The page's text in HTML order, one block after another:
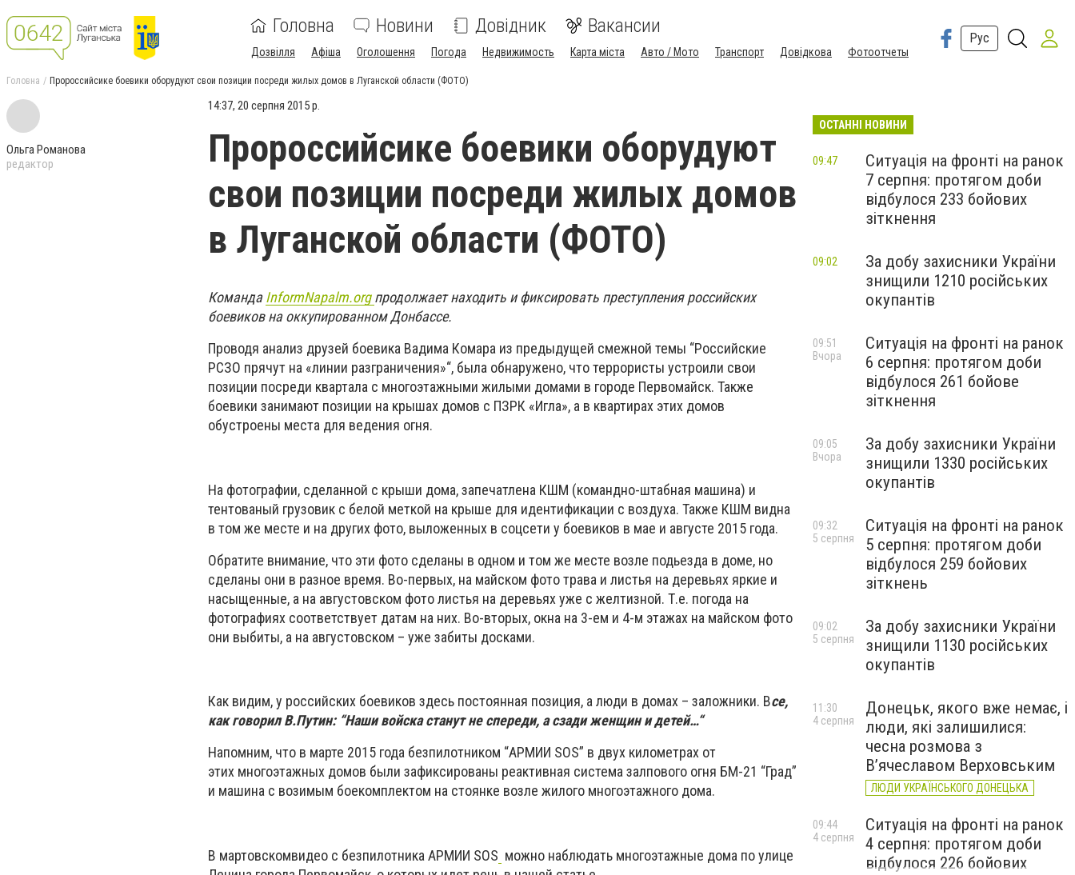
Головна Новини Довідник Вакансии
Дозвілля Афіша Оголошення Погода Недвижимость Карта міста Авто / Мото Транспорт Довідкова Фотоотчеты
Рус
Головна Пророссийсике боевики оборудуют свои позиции посреди жилых домов в Луганской области (ФОТО)
Ольга Романова
редактор
14:37, 20 серпня 2015 р.
Пророссийсике боевики оборудуют
свои позиции посреди жилых домов
в Луганской области (ФОТО)
КомандаInformNapalm.orgпродолжает находить и фиксировать преступления российских
боевиков на оккупированном Донбассе.
Проводя анализ друзей боевика Вадима Комара из предыдущей смежной темы “Российские
РСЗО прячут на «линии разграничения»“, была обнаружено, что террористы устроили свои
позиции посреди квартала с многоэтажными жилыми домами в городе Первомайск. Также
боевики занимают позиции на крышах домов с ПЗРК «Игла», а в квартирах этих домов
обустроены места для ведения огня.
На фотографии, сделанной с крыши дома, запечатлена КШМ (командно-штабная машина) и
тентованый грузовик с белой меткой на крыше для идентификации с воздуха. Также КШМ видна
в том же месте и на других фото, выложенных в соцсети у боевиков в мае и августе 2015 года.
Обратите внимание, что эти фото сделаны в одном и том же месте возле подьезда в доме, но
сделаны они в разное время. Во-первых, на майском фото трава и листья на деревьях яркие и
насыщенные, а на августовском фото листья на деревьях уже с желтизной. Т.е. погода на
фотографиях соответствует датам на них. Во-вторых, окна на 3-ем и 4-м этажах на майском фото
они выбиты, а на августовском – уже забиты досками.
Как видим, у российских боевиков здесь постоянная позиция, а люди в домах – заложники. Все,
как говорил В.Путин: “Наши войска станут не спереди, а сзади женщин и детей…“
Напомним, что в марте 2015 года безпилотником “АРМИИ SOS” в двух километрах от
этих многоэтажных домов были зафиксированы реактивная система залпового огня БМ-21 “Град”
и машина с возимым боекомплектом на стоянке возле жилого многоэтажного дома.
В мартовскомвидео с безпилотника АРМИИ SOS можно наблюдать многоэтажные дома по улице
ОСТАННІ НОВИНИ
Ситуація на фронті на ранок
7 серпня: протягом доби
відбулося 233 бойових
зіткнення
09:47
За добу захисники України
знищили 1210 російських
окупантів
09:02
Ситуація на фронті на ранок
6 серпня: протягом доби
відбулося 261 бойове
зіткнення
09:51
Вчора
За добу захисники України
знищили 1330 російських
окупантів
09:05
Вчора
Ситуація на фронті на ранок
5 серпня: протягом доби
відбулося 259 бойових
зіткнень
09:32
5 серпня
За добу захисники України
знищили 1130 російських
окупантів
09:02
5 серпня
Донецьк, якого вже немає, і
люди, які залишилися:
чесна розмова з
В’ячеславом Верховським
ЛЮДИ УКРАЇНСЬКОГО ДОНЕЦЬКА
11:30
4 серпня
Ситуація на фронті на ранок
4 серпня: протягом доби
відбулося 226 бойових
09:44
4 серпня